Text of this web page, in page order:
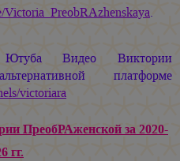
Victoria_PreobRAzhenskaya.
Ютуба Видео Виктории
платформе
victoriara
ПреобРАженской за 2020-
гг.